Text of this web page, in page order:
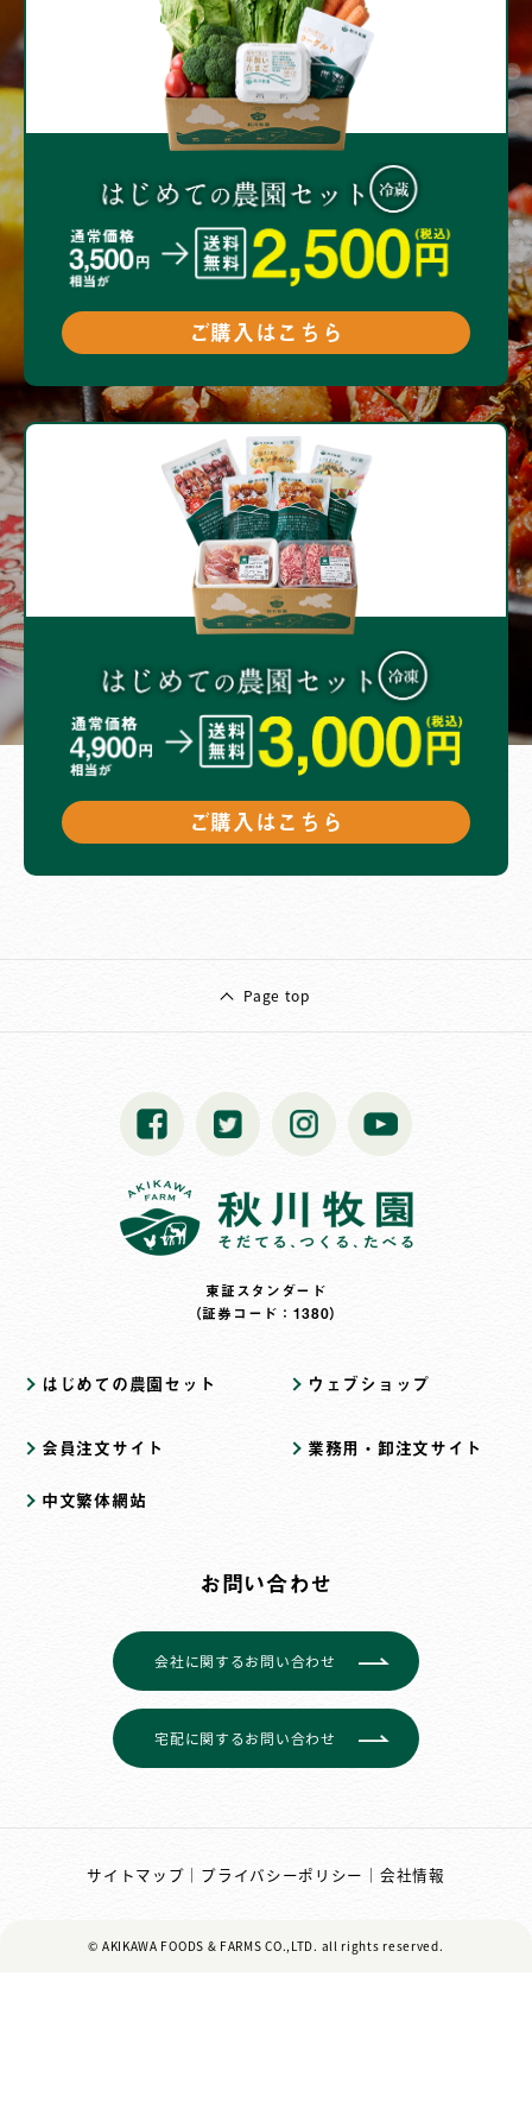
ご購入はこちら
ご購入はこちら
Page top
東証スタンダード
（証券コード：1380）
はじめての農園セット ウェブショップ
会員注文サイト 業務用・卸注文サイト
中文繁体網站
お問い合わせ
会社に関するお問い合わせ
宅配に関するお問い合わせ
サイトマップ ｜ プライバシーポリシー ｜ 会社情報
© AKIKAWA FOODS & FARMS CO.,LTD. all rights reserved.